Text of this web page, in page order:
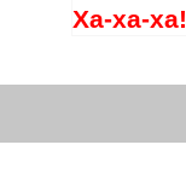
Ха-ха-ха!